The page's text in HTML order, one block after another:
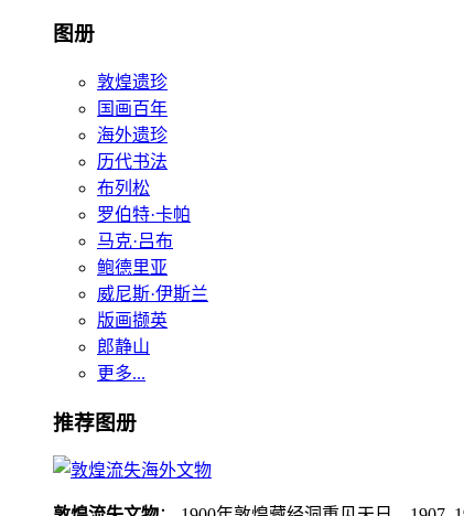
图册
敦煌遗珍
国画百年
海外遗珍
历代书法
布列松
罗伯特·卡帕
马克·吕布
鲍德里亚
威尼斯·伊斯兰
版画撷英
郎静山
更多...
推荐图册